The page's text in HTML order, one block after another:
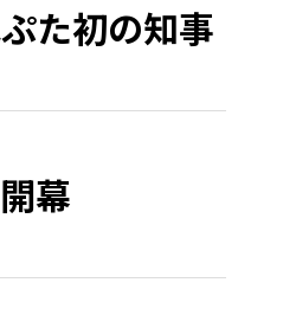
た初の知事
幕